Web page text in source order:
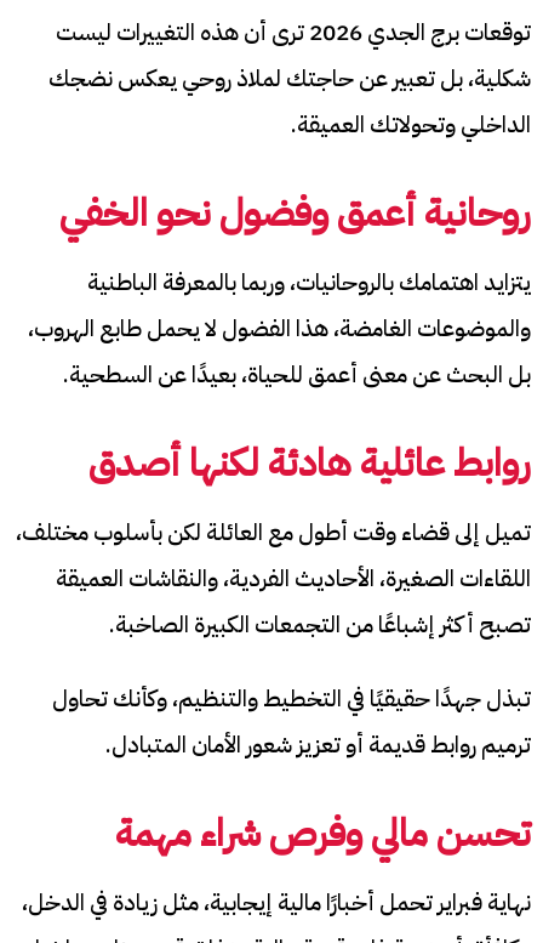
توقعات برج الجدي 2026 ترى أن هذه التغييرات ليست
شكلية، بل تعبير عن حاجتك لملاذ روحي يعكس نضجك
الداخلي وتحولاتك العميقة.
روحانية أعمق وفضول نحو الخفي
يتزايد اهتمامك بالروحانيات، وربما بالمعرفة الباطنية
والموضوعات الغامضة، هذا الفضول لا يحمل طابع الهروب،
بل البحث عن معنى أعمق للحياة، بعيدًا عن السطحية.
روابط عائلية هادئة لكنها أصدق
تميل إلى قضاء وقت أطول مع العائلة لكن بأسلوب مختلف،
اللقاءات الصغيرة، الأحاديث الفردية، والنقاشات العميقة
تصبح أكثر إشباعًا من التجمعات الكبيرة الصاخبة.
تبذل جهدًا حقيقيًا في التخطيط والتنظيم، وكأنك تحاول
ترميم روابط قديمة أو تعزيز شعور الأمان المتبادل.
تحسن مالي وفرص شراء مهمة
نهاية فبراير تحمل أخبارًا مالية إيجابية، مثل زيادة في الدخل،